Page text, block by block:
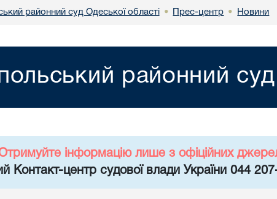
районний суд Одеської області • Прес-центр • Новини
районний
інформацію лише з офіційних
Контакт-центр судової влади України 044